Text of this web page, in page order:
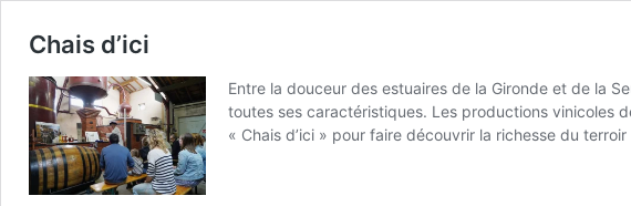
Chais d’ici
Entre la douceur des estuaires de la Gironde et de la
toutes ses caractéristiques. Les productions vinicoles
« Chais d’ici » pour faire découvrir la richesse du